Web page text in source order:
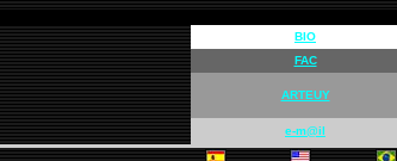
BIO
FAC
ARTEUY
e-m@il